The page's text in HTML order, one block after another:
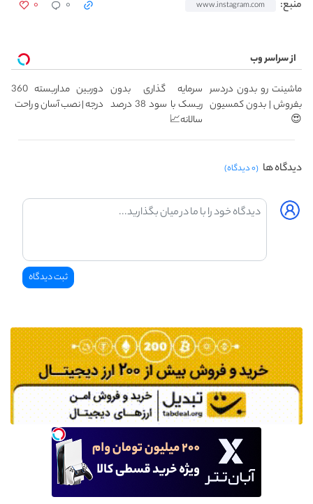
منبع: www.instagram.com ۰ ۰
از سراسر وب
ماشینت رو بدون دردسر
بفروش | بدون کمسیون
😍
سرمایه گذاری بدون
ریسک با سود 38 درصد
سالانه📈
دوربین مداربسته 360
درجه | نصب آسان و راحت
دیدگاه ها (۰ دیدگاه)